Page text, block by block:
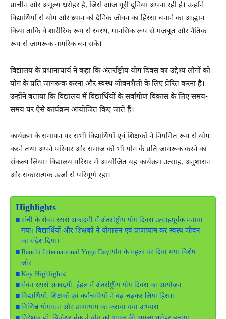
प्राचीन और अमूल्य धरोहर है, जिसे आज पूरी दुनिया अपना रही है। उन्होंने
विद्यार्थियों से योग और ध्यान को दैनिक जीवन का हिस्सा बनाने का आह्वान
किया ताकि वे शारीरिक रूप से स्वस्थ, मानसिक रूप से मजबूत और नैतिक
रूप से जागरूक नागरिक बन सकें।
विद्यालय के प्रधानाचार्य ने कहा कि अंतर्राष्ट्रीय योग दिवस का उद्देश्य लोगों को
योग के प्रति जागरूक करना और स्वस्थ जीवनशैली के लिए प्रेरित करना है।
उन्होंने बताया कि विद्यालय में विद्यार्थियों के सर्वांगीण विकास के लिए समय-
समय पर ऐसे कार्यक्रम आयोजित किए जाते हैं।
कार्यक्रम के समापन पर सभी विद्यार्थियों एवं शिक्षकों ने नियमित रूप से योग
करने तथा अपने परिवार और समाज को भी योग के प्रति जागरूक करने का
संकल्प लिया। विद्यालय परिसर में आयोजित यह कार्यक्रम उत्साह, अनुशासन
और सकारात्मक ऊर्जा से परिपूर्ण रहा।
Highlights
रांची के सेवन स्टार्स अकादमी में अंतर्राष्ट्रीय योग दिवस उत्साहपूर्वक मनाया
गया। विद्यार्थियों और शिक्षकों ने योगासन एवं प्राणायाम कर स्वस्थ जीवन
का संदेश दिया।
Ranchi International Yoga Day:योग के महत्व पर दिया गया विशेष
जोर
Key Highlights:
सेवन स्टार्स अकादमी, हेहल में अंतर्राष्ट्रीय योग दिवस का आयोजन
विद्यार्थियों, शिक्षकों एवं कर्मचारियों ने बढ़-चढ़कर लिया हिस्सा
विभिन्न योगासन और प्राणायाम का कराया गया अभ्यास